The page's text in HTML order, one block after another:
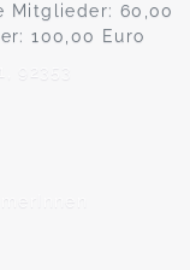
Mitglieder: 60,00
100,00 Euro
92353